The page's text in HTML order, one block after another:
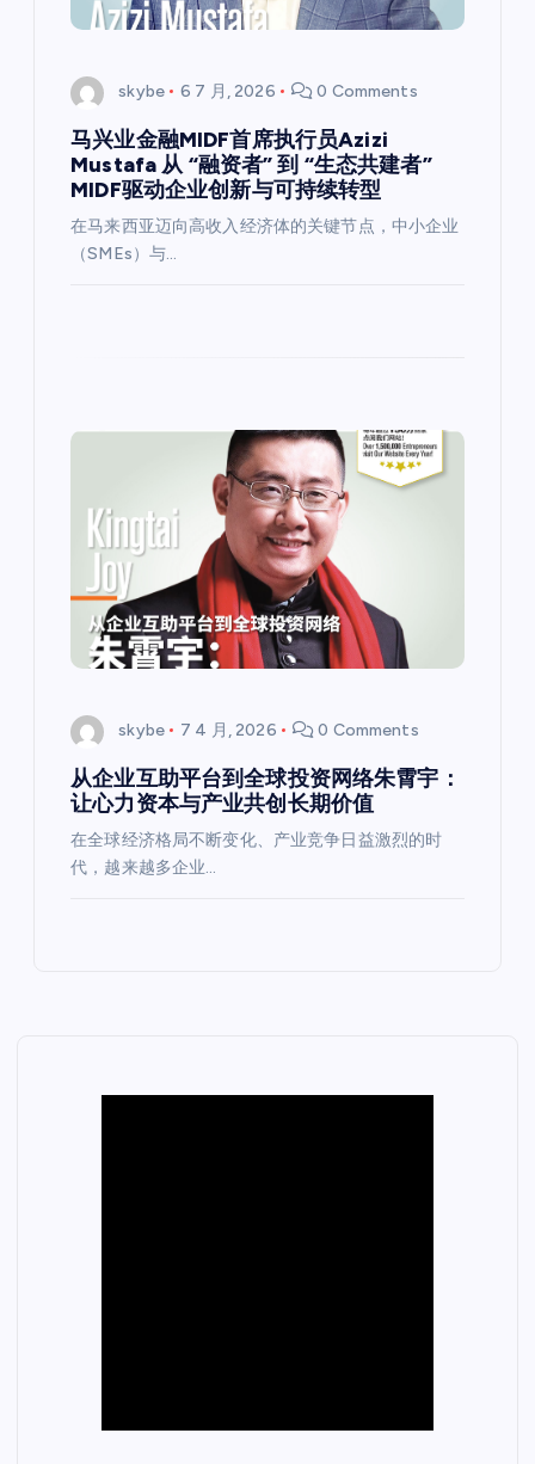
skybe 6 7 月, 2026 0 Comments
马兴业金融MIDF首席执行员Azizi
Mustafa 从 “融资者” 到 “生态共建者”
MIDF驱动企业创新与可持续转型
在马来西亚迈向高收入经济体的关键节点，中小企业
（SMEs）与…
skybe 7 4 月, 2026 0 Comments
从企业互助平台到全球投资网络朱霄宇：
让心力资本与产业共创长期价值
在全球经济格局不断变化、产业竞争日益激烈的时
代，越来越多企业…